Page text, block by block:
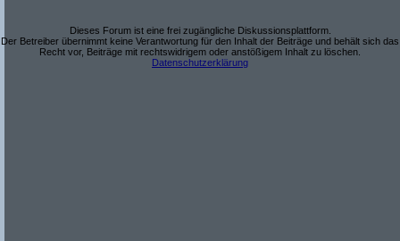
Dieses Forum ist eine frei zugängliche Diskussionsplattform.
Der Betreiber übernimmt keine Verantwortung für den Inhalt der Beiträge und behält sich das
Recht vor, Beiträge mit rechtswidrigem oder anstößigem Inhalt zu löschen.
Datenschutzerklärung